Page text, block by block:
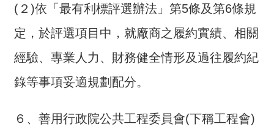
個
資
料
(２)依「最有利標評選辦法」第5條及第6條規
定，於評選項目中，就廠商之履約實績、相關
經驗、專業人力、財務健全情形及過往履約紀
錄等事項妥適規劃配分。
６、善用行政院公共工程委員會(下稱工程會)